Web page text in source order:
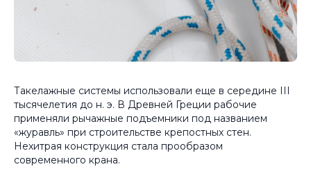
Такелажные системы использовали еще в середине III
тысячелетия до н. э. В Древней Греции рабочие
применяли рычажные подъемники под названием
«журавль» при строительстве крепостных стен.
Нехитрая конструкция стала прообразом
современного крана.